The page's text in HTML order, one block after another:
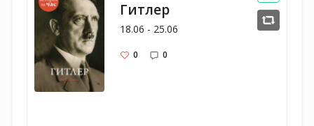
Гитлер
18.06 - 25.06
0 0